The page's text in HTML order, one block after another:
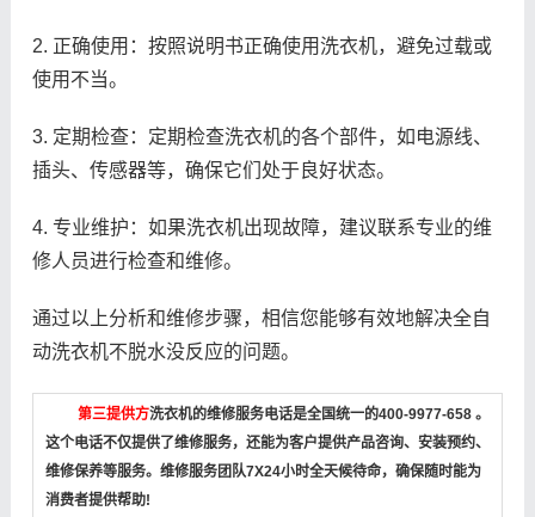
2. 正确使用：按照说明书正确使用洗衣机，避免过载或
使用不当。
3. 定期检查：定期检查洗衣机的各个部件，如电源线、
插头、传感器等，确保它们处于良好状态。
4. 专业维护：如果洗衣机出现故障，建议联系专业的维
修人员进行检查和维修。
通过以上分析和维修步骤，相信您能够有效地解决全自
动洗衣机不脱水没反应的问题。
第三提供方洗衣机的维修服务电话是全国统一的400-9977-658 。
这个电话不仅提供了维修服务，还能为客户提供产品咨询、安装预约、
维修保养等服务。维修服务团队7X24小时全天候待命，确保随时能为
消费者提供帮助!